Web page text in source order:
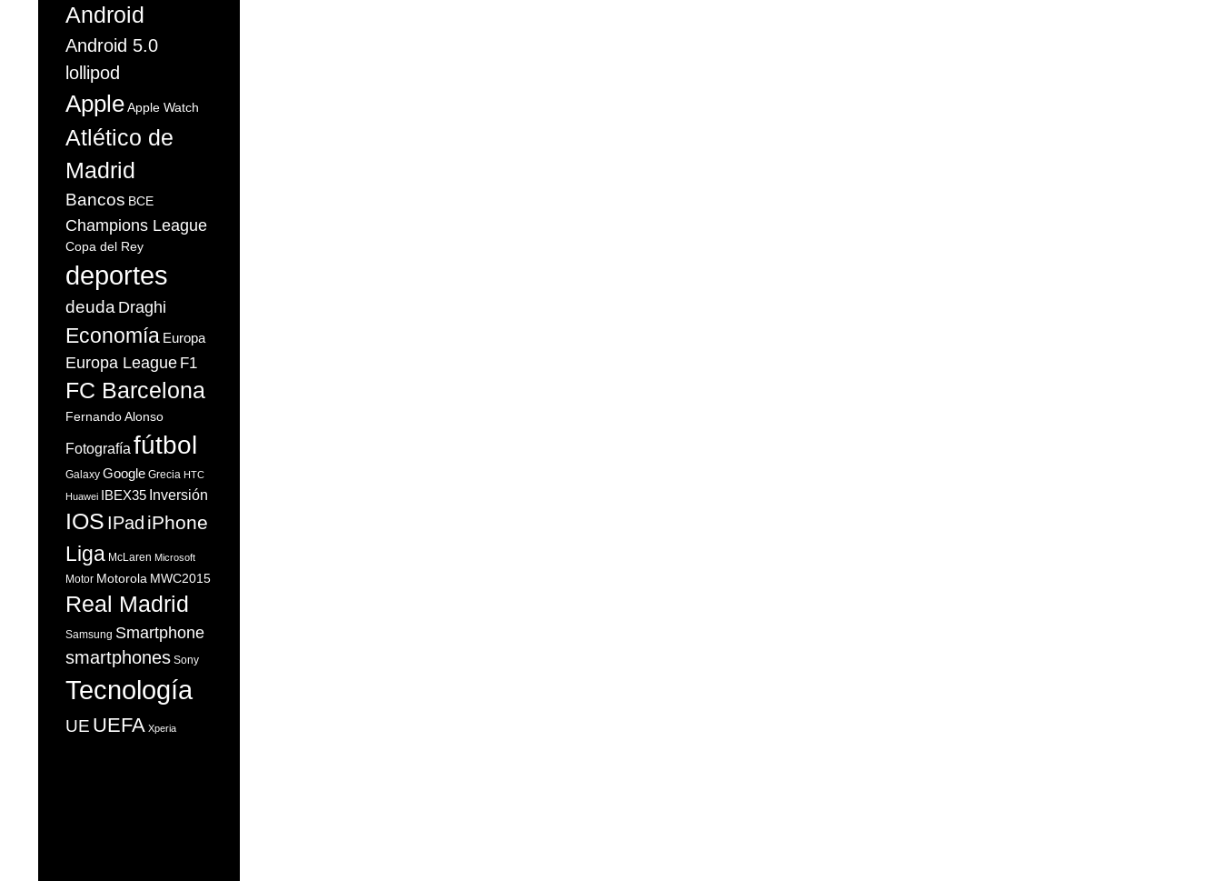
Android
Android 5.0
lollipod
AppleApple Watch
Atlético de
Madrid
Bancos BCE
Champions League
Copa del Rey
deportes
deuda Draghi
Economía Europa
Europa League F1
FC Barcelona
Fernando Alonso
Fotografía fútbol
Galaxy Google Grecia HTC
Huawei IBEX35 Inversión
IOS IPad iPhone
Liga McLaren Microsoft
Motor Motorola MWC2015
Real Madrid
Samsung Smartphone
smartphones Sony
Tecnología
UE UEFA Xperia